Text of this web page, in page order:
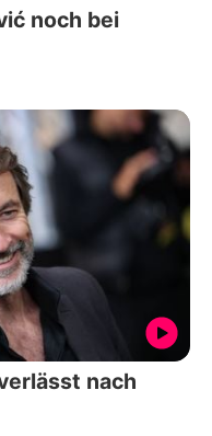
noch bei
nach